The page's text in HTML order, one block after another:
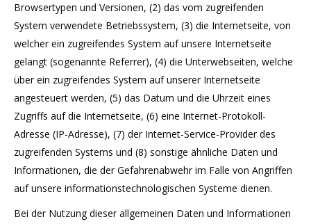
Browsertypen und Versionen, (2) das vom zugreifenden
System verwendete Betriebssystem, (3) die Internetseite, von
welcher ein zugreifendes System auf unsere Internetseite
gelangt (sogenannte Referrer), (4) die Unterwebseiten, welche
über ein zugreifendes System auf unserer Internetseite
angesteuert werden, (5) das Datum und die Uhrzeit eines
Zugriffs auf die Internetseite, (6) eine Internet-Protokoll-
Adresse (IP-Adresse), (7) der Internet-Service-Provider des
zugreifenden Systems und (8) sonstige ähnliche Daten und
Informationen, die der Gefahrenabwehr im Falle von Angriffen
auf unsere informationstechnologischen Systeme dienen.
Bei der Nutzung dieser allgemeinen Daten und Informationen